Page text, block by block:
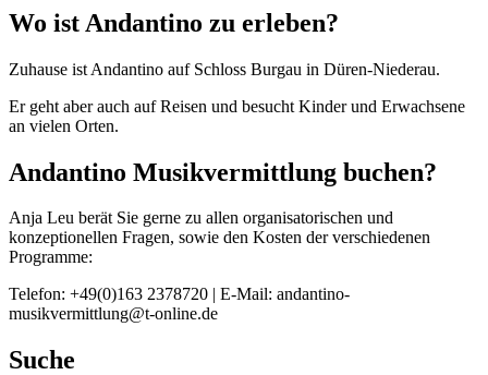
Wo ist Andantino zu erleben?
Zuhause ist Andantino auf Schloss Burgau in Düren-Niederau.
Er geht aber auch auf Reisen und besucht Kinder und Erwachsene
an vielen Orten.
Andantino Musikvermittlung buchen?
Anja Leu berät Sie gerne zu allen organisatorischen und
konzeptionellen Fragen, sowie den Kosten der verschiedenen
Programme:
Telefon: +49(0)163 2378720 | E-Mail: andantino-
musikvermittlung@t-online.de
Suche